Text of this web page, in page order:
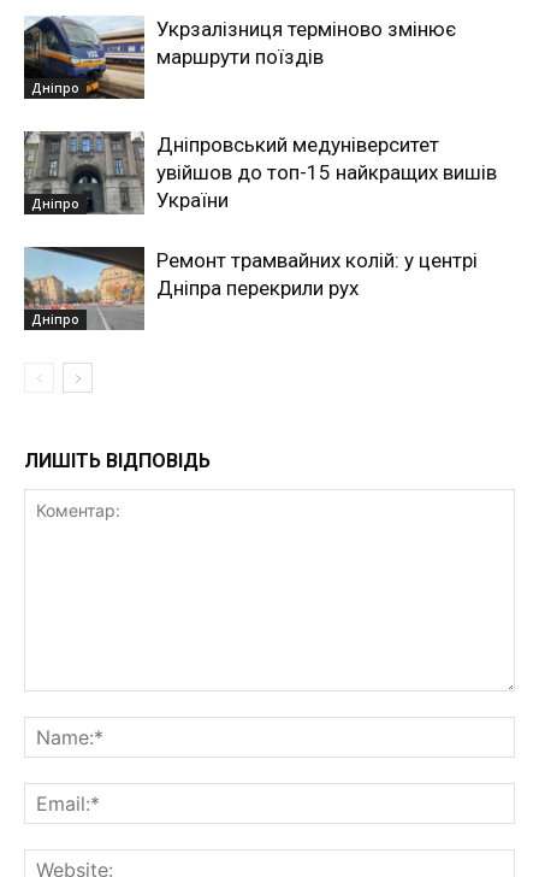
Дніпро
Укрзалізниця терміново змінює
маршрути поїздів
Дніпро
Дніпровський медуніверситет
увійшов до топ-15 найкращих вишів
України
Дніпро
Ремонт трамвайних колій: у центрі
Дніпра перекрили рух
ЛИШІТЬ ВІДПОВІДЬ